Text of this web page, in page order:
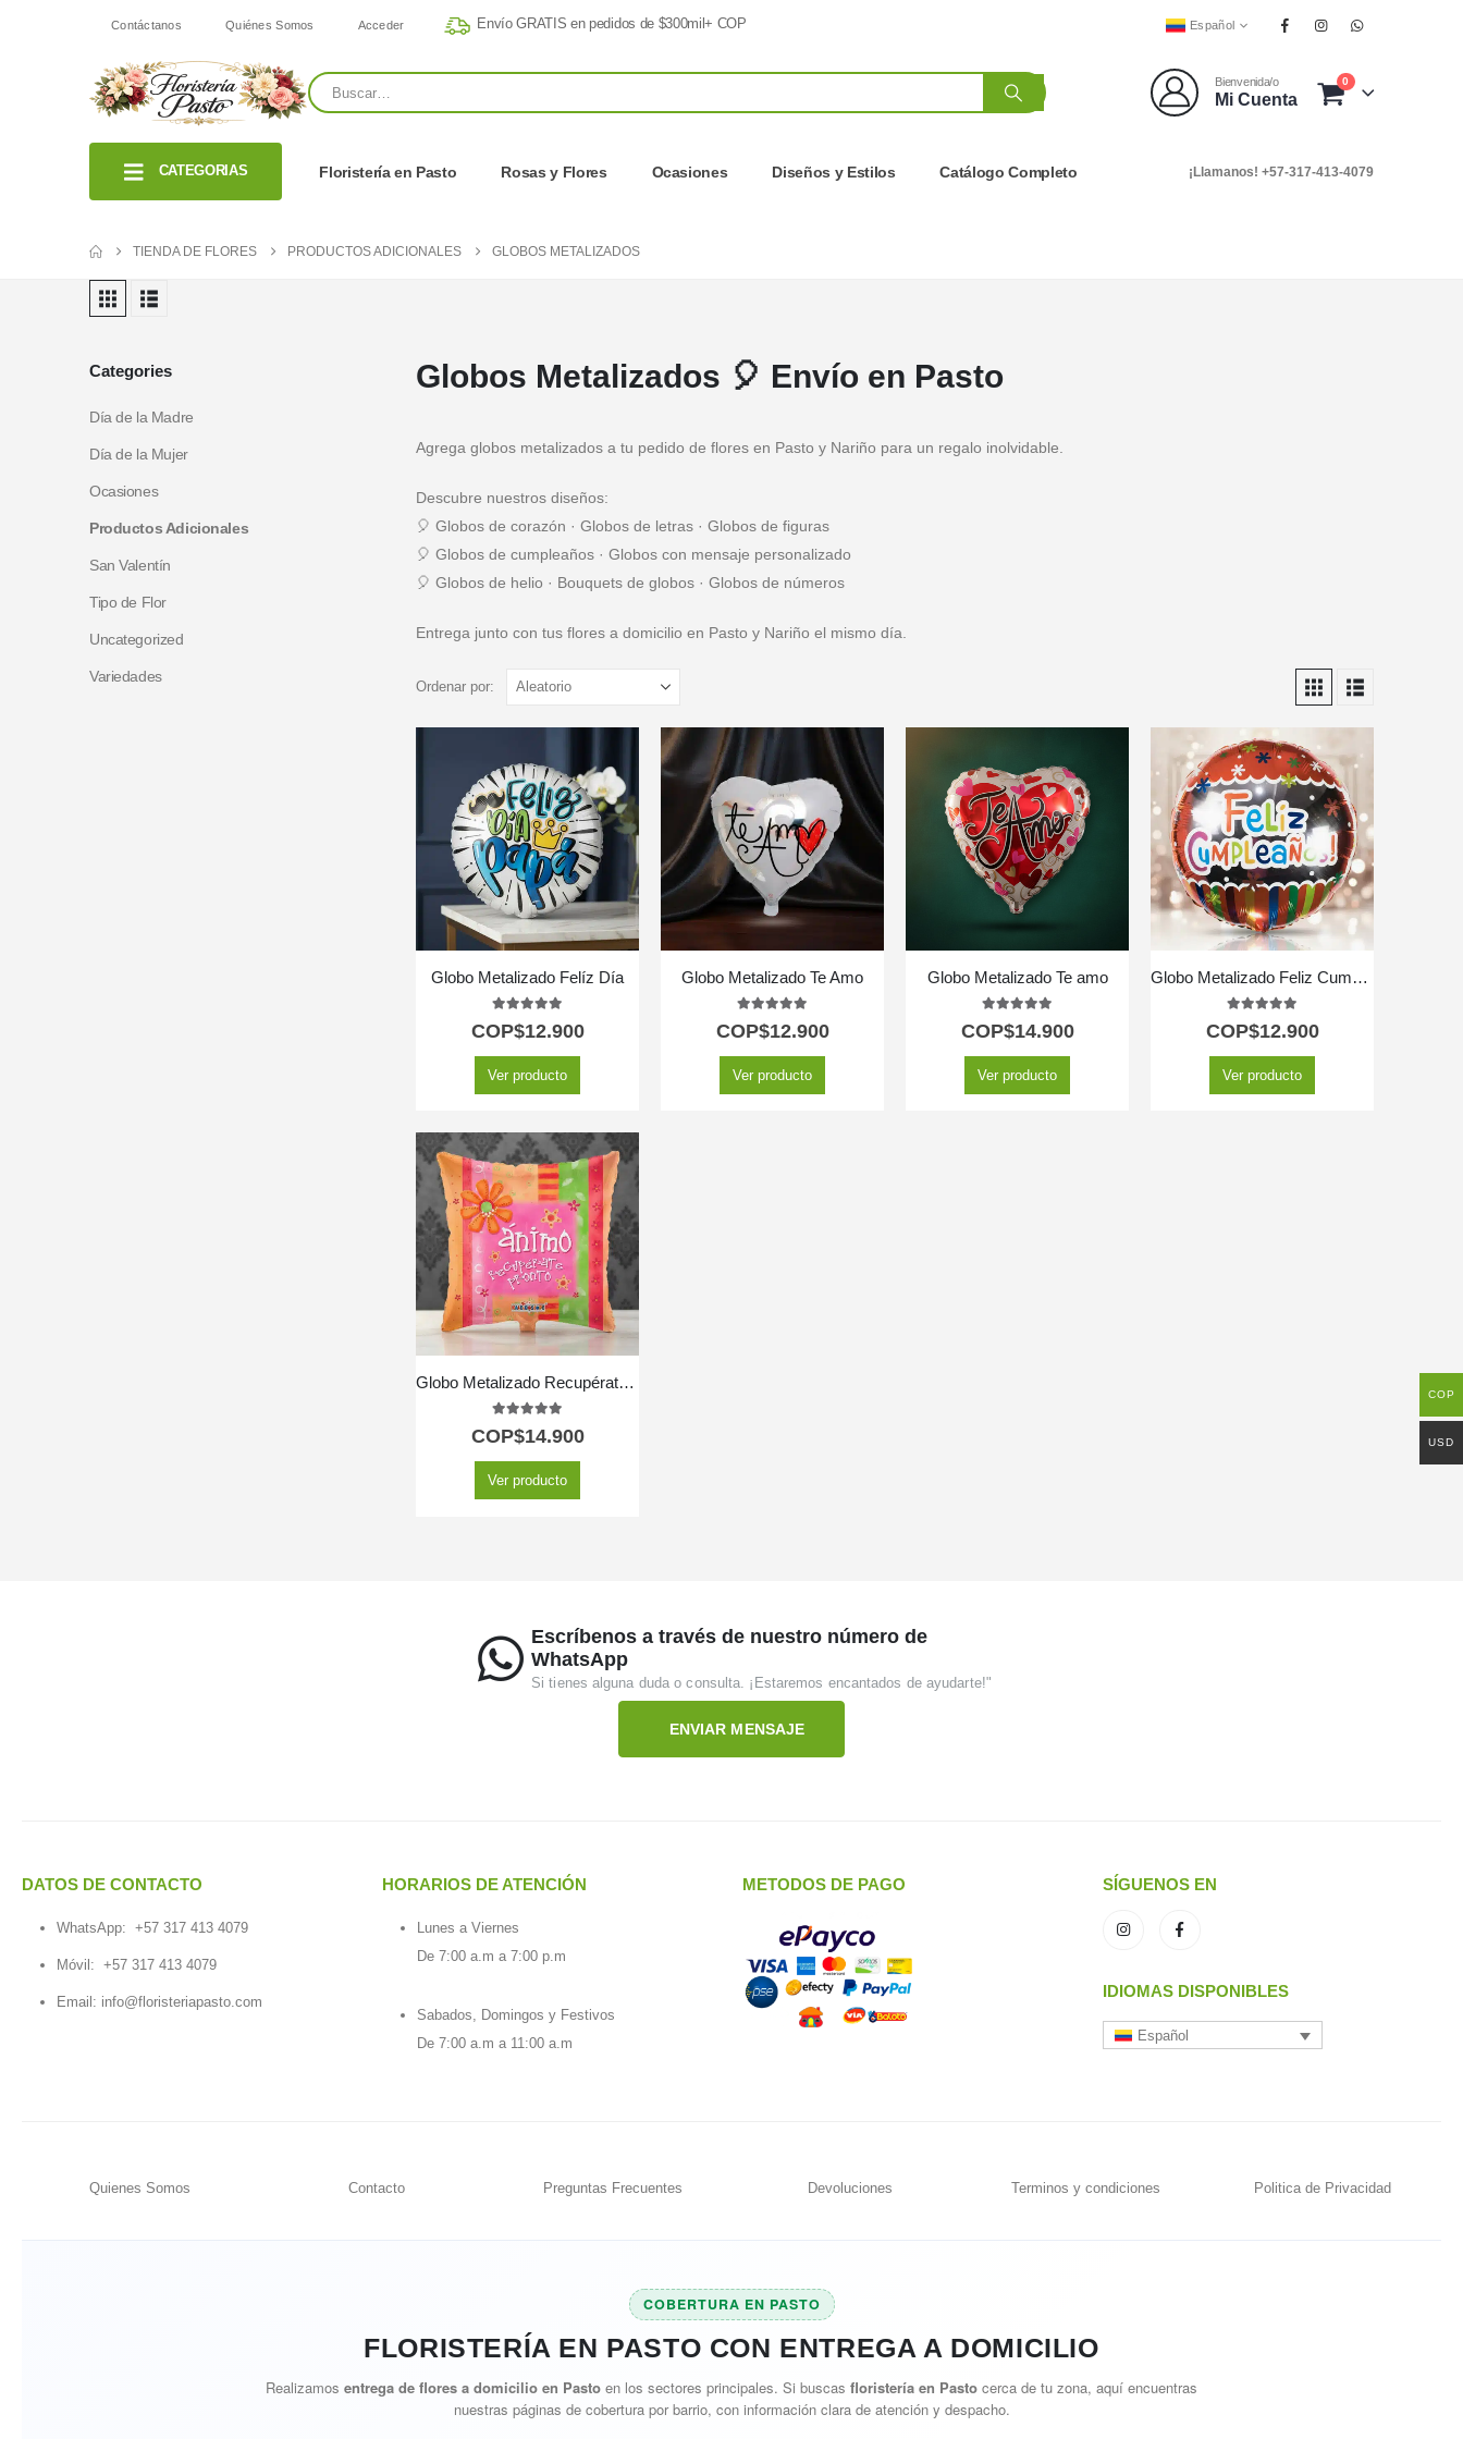
Contáctanos Quiénes Somos Acceder Envío GRATIS en pedidos de $300mil+ COP Español
Bienvenida/o
Mi Cuenta
0
CATEGORIAS Floristería en Pasto Rosas y Flores Ocasiones Diseños y Estilos Catálogo Completo ¡Llamanos! +57-317-413-4079
TIENDA DE FLORES PRODUCTOS ADICIONALES GLOBOS METALIZADOS
Globos Metalizados 🎈 Envío en Pasto
Agrega globos metalizados a tu pedido de flores en Pasto y Nariño para un regalo inolvidable.
Descubre nuestros diseños:
🎈 Globos de corazón · Globos de letras · Globos de figuras
🎈 Globos de cumpleaños · Globos con mensaje personalizado
🎈 Globos de helio · Bouquets de globos · Globos de números
Entrega junto con tus flores a domicilio en Pasto y Nariño el mismo día.
Ordenar por:
Globo Metalizado Felíz Día
5.00out of 5
COP$12.900
Ver producto
Globo Metalizado Te Amo
5.00out of 5
COP$12.900
Ver producto
Globo Metalizado Te amo
5.00out of 5
COP$14.900
Ver producto
Globo Metalizado Feliz Cumpleaños
5.00out of 5
COP$12.900
Ver producto
Globo Metalizado Recupérate Pronto
5.00out of 5
COP$14.900
Ver producto
Categories
Día de la Madre
Día de la Mujer
Ocasiones
Productos Adicionales
San Valentín
Tipo de Flor
Uncategorized
Variedades
Escríbenos a través de nuestro número de
WhatsApp
Si tienes alguna duda o consulta. ¡Estaremos encantados de ayudarte!"
ENVIAR MENSAJE
DATOS DE CONTACTO
WhatsApp: +57 317 413 4079
Móvil: +57 317 413 4079
Email: info@floristeriapasto.com
HORARIOS DE ATENCIÓN
Lunes a Viernes
De 7:00 a.m a 7:00 p.m
Sabados, Domingos y Festivos
De 7:00 a.m a 11:00 a.m
METODOS DE PAGO SÍGUENOS EN
IDIOMAS DISPONIBLES
Español
Quienes Somos Contacto Preguntas Frecuentes Devoluciones Terminos y condiciones Politica de Privacidad
COBERTURA EN PASTO
FLORISTERÍA EN PASTO CON ENTREGA A DOMICILIO
Realizamos entrega de flores a domicilio en Pasto en los sectores principales. Si buscas floristería en Pasto cerca de tu zona, aquí encuentras
nuestras páginas de cobertura por barrio, con información clara de atención y despacho.
COP
USD